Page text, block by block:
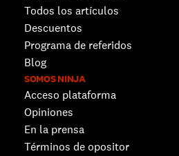
Todos los artículos
Descuentos
Programa de referidos
Blog
SOMOS NINJA
Acceso plataforma
Opiniones
En la prensa
Términos de opositor